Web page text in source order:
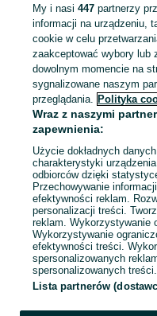
KATEGORIA
1065945005
Zadzwoń / SMS
My i nasi447 partnerzy
informacji na urządzeniu,
cookie w celu
zaakceptować wybory lub
dowolnym momencie na
sygnalizowane naszym
przeglądania. Polityka
Wraz z naszymi
zapewnienia:
Użycie dokładnych
charakterystyki
odbiorców dzięki
Przechowywanie
efektywności reklam.
personalizacji treści.
reklam. Wykorzystywanie
Wykorzystywanie
efektywności treści.
spersonalizowanych
spersonalizowanych treści.
Lista partnerów